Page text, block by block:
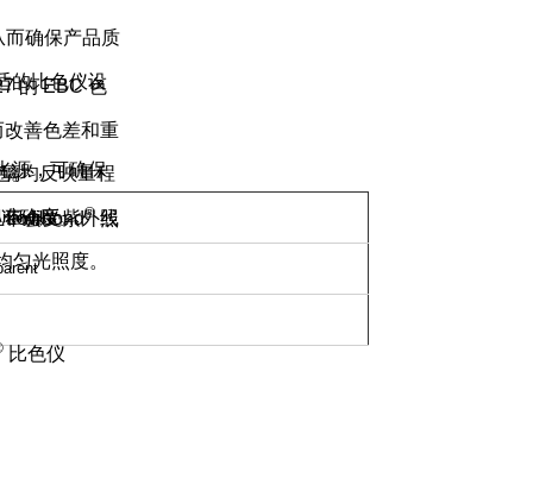
而确保产品质
的EBC色
。
的比色仪设
善色差和重
均反映量程
确度。
源，可确保
Lovibond® 照
匀光照度。
会受紫外线
比色仪